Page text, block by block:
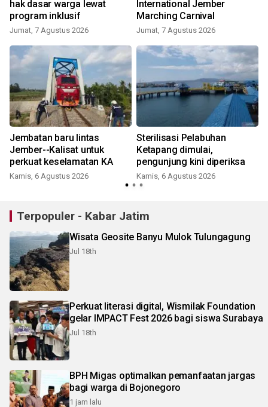
hak dasar warga lewat
program inklusif
Jumat, 7 Agustus 2026
International Jember
Marching Carnival
Jumat, 7 Agustus 2026
Jembatan baru lintas
Jember--Kalisat untuk
perkuat keselamatan KA
Kamis, 6 Agustus 2026
Sterilisasi Pelabuhan
Ketapang dimulai,
pengunjung kini diperiksa
Kamis, 6 Agustus 2026
Terpopuler - Kabar Jatim
Wisata Geosite Banyu Mulok Tulungagung
Jul 18th
Perkuat literasi digital, Wismilak Foundation
gelar IMPACT Fest 2026 bagi siswa Surabaya
Jul 18th
BPH Migas optimalkan pemanfaatan jargas
bagi warga di Bojonegoro
1 jam lalu